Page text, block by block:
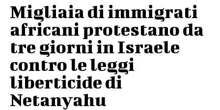
Migliaia di immigrati
africani protestano da
tre giorni in Israele
contro le leggi
liberticide di
Netanyahu